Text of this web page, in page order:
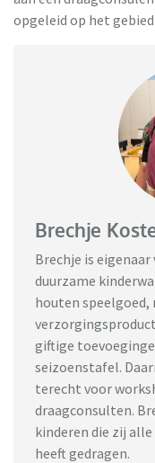
opgeleid op het
Brechje
Brechje is eigenaar
duurzame
houten
giftige
seizoenstafel.
terecht voor
draagconsulten.
kinderen die zij
heeft gedragen.